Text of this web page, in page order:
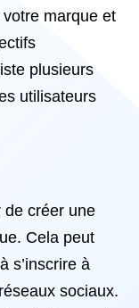
marque et
plusieurs
utilisateurs
de créer une
Cela peut
s’inscrire à
sociaux.